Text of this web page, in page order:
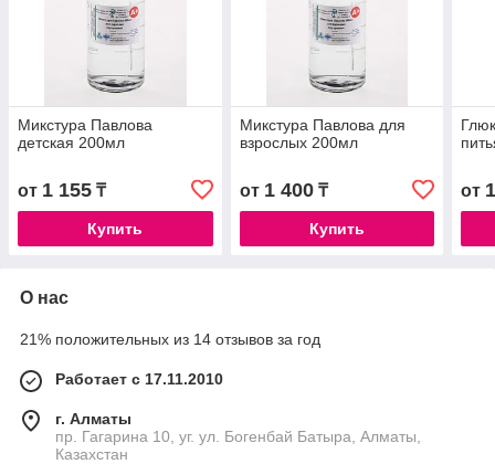
Микстура Павлова
детская 200мл
от 1 155 ₸
Купить
Микстура Павлова для
взрослых 200мл
от 1 400₸
Купить
от
О нас
21% положительных из 14 отзывов за год
Работает с 17.11.2010
г. Алматы
пр. Гагарина 10, уг. ул. Богенбай Батыра, Алматы,
Казахстан